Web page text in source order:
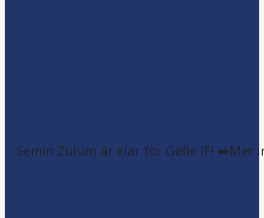
Semin Zulum är klar för Gefle IF! ➡️Mer